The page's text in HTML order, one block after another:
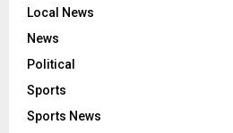
Local News
News
Political
Sports
Sports News